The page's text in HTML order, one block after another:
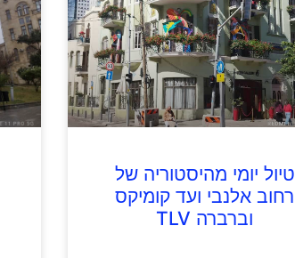
טיול יומי מהיסטוריה של
רחוב אלנבי ועד קומיקס
וברברה TLV